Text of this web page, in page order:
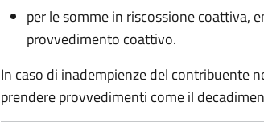
per le somme in riscossione coattiva,
provvedimento coattivo.
In caso di inadempienze del contribuente
prendere provvedimenti come il